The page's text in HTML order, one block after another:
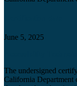
June 5, 2025
The undersigned
California Department